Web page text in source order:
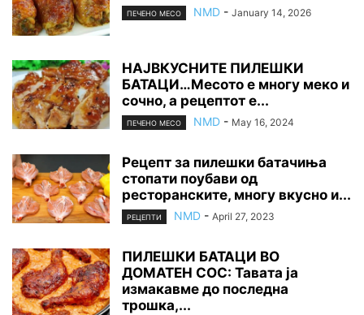
ПЕЧЕНО МЕСО NMD - January 14, 2026
НАЈВКУСНИТЕ ПИЛЕШКИ
БАТАЦИ…Месото е многу меко и
сочно, а рецептот е...
ПЕЧЕНО МЕСО NMD - May 16, 2024
Рецепт за пилешки батачиња
стопати поубави од
ресторанските, многу вкусно и...
РЕЦЕПТИ NMD - April 27, 2023
ПИЛЕШКИ БАТАЦИ ВО
ДОМАТЕН СОС: Тавата ја
измакавме до последна
трошка,...